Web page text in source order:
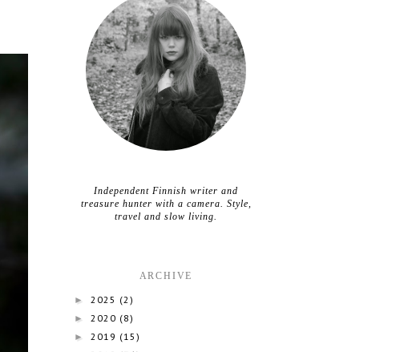
Independent Finnish writer and
treasure hunter with a camera. Style,
travel and slow living.
ARCHIVE
► 2025 (2)
► 2020 (8)
► 2019 (15)